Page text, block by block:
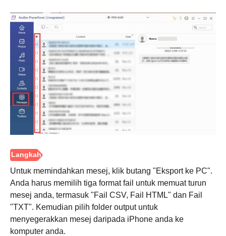
Langkah
Untuk memindahkan mesej, klik butang "Eksport ke PC".
Anda harus memilih tiga format fail untuk memuat turun
mesej anda, termasuk "Fail CSV, Fail HTML" dan Fail
"TXT". Kemudian pilih folder output untuk
menyegerakkan mesej daripada iPhone anda ke
komputer anda.